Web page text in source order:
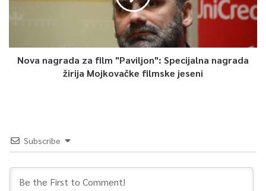
Nova nagrada za film "Paviljon": Specijalna nagrada
žirija Mojkovačke filmske jeseni
Subscribe